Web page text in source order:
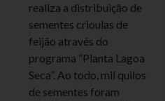
realiza a distribuição de
sementes crioulas de
feijão através do
programa “Planta Lagoa
Seca”. Ao todo, mil quilos
de sementes foram